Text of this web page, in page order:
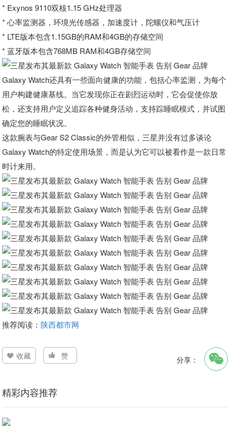
* Exynos 9110双核1.15 GHz处理器
* 心率监测器，环境光传感器，加速度计，陀螺仪和气压计
* LTE版本包含1.15GB的RAM和4GB的存储空间
* 蓝牙版本包含768MB RAM和4GB存储空间
Galaxy Watch还具有一些面向健康的功能，包括心率监测，为每个
用户构建健康基线。当它发现你正在剧烈运动时，它会促使你放
松，还支持用户定义追踪各种健身活动，支持踪睡眠模式，并试图
确定您的睡眠状况。
这款腕表与Gear S2 Classic的外管相似，三星并没有过多谈论
Galaxy Watch的特定使用场景，而是认为它可以被看作是一款日常
时计来用。
推荐阅读：陕西都市网
收藏 赞 分享：
精彩内容推荐